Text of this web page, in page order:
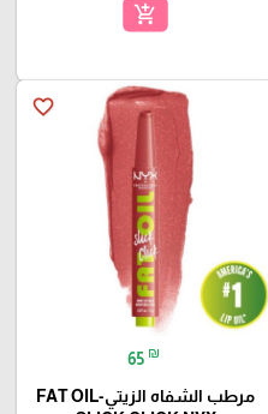
add_shopping_cart
favorite_border
65 ₪
مرطب الشفاه الزيتي-FAT OIL